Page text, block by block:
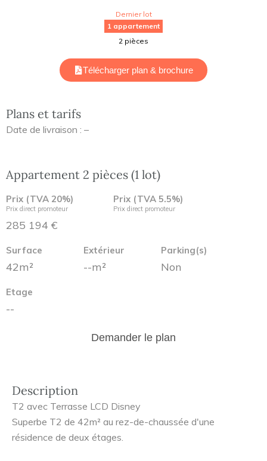
Dernier lot
1 appartement
2 pièces
Télécharger plan & brochure
Plans et tarifs
Date de livraison : –
Appartement 2 pièces (1 lot)
Prix (TVA 20%)
Prix direct promoteur
285 194 €
Prix (TVA 5.5%)
Prix direct promoteur
Surface
42m²
Extérieur
--m²
Parking(s)
Non
Etage
--
Demander le plan
Description
T2 avec Terrasse LCD Disney
Superbe T2 de 42m² au rez-de-chaussée d'une
résidence de deux étages.